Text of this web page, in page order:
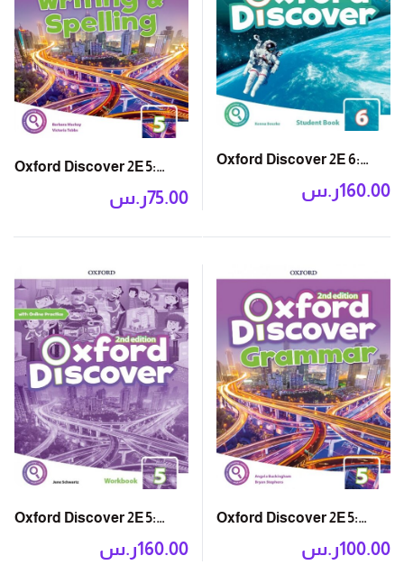
Oxford Discover 2E 6:
Student Book with App
ر.س160.00
Oxford Discover 2E 5:
Writing and Spelling
ر.س75.00
Oxford Discover 2E 5:
ر.س100.00
Oxford Discover 2E 5:
Workbook with Online
ر.س160.00